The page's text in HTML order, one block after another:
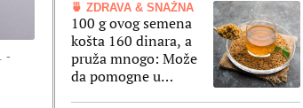
🍵 ZDRAVA & SNAŽNA
100 g ovog semena
košta 160 dinara, a
pruža mnogo: Može
da pomogne u